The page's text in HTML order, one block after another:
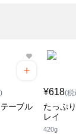
ーブル
¥618(税
たっぷ
レイ
420g